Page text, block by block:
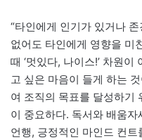
“타인에게 인기가 있거나
없어도 타인에게 영향을 미
때 ‘멋있다, 나이스!’ 차원
고 싶은 마음이 들게 하는
여 조직의 목표를 달성하기
이 중요하다. 독서와 배움
언행, 긍정적인 마인드 컨